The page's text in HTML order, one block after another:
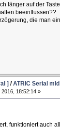
länger auf der
beeinflussen??
die man
] /ATRIC Serial
18:52:14 »
funktioniert auch